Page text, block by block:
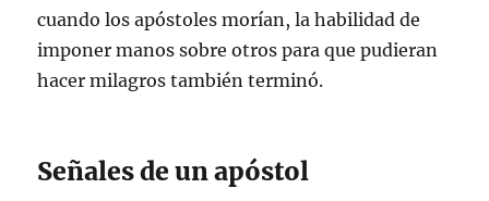
cuando los apóstoles morían, la habilidad de
imponer manos sobre otros para que pudieran
hacer milagros también terminó.
Señales de un apóstol